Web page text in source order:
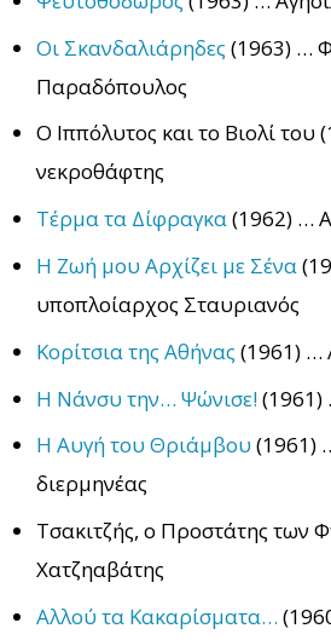
Οι Σκανδαλιάρηδες (1963) …
Παραδόπουλος
Ο Ιππόλυτος και το Βιολί του
νεκροθάφτης
Τέρμα τα Δίφραγκα(1962) …
Η Ζωή μου Αρχίζει με Σένα
υποπλοίαρχος Σταυριανός
Κορίτσια της Αθήνας (1961) …
Η Νάνσυ την… Ψώνισε!(1961)
Η Αυγή του Θριάμβου (1961)
διερμηνέας
Τσακιτζής, ο Προστάτης των
Χατζηαβάτης
Αλλού τα Κακαρίσματα…